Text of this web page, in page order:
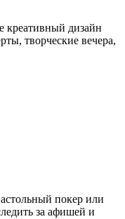
креативный дизайн
творческие вечера,
покер или
за афишей и